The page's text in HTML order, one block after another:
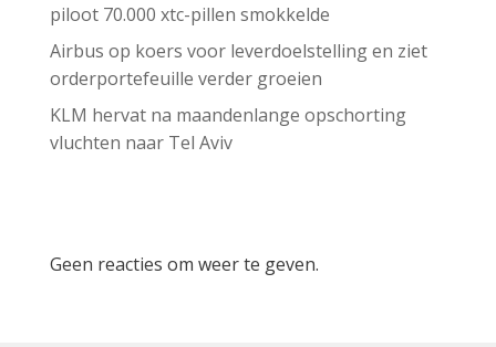
piloot 70.000 xtc-pillen smokkelde
Airbus op koers voor leverdoelstelling en ziet
orderportefeuille verder groeien
KLM hervat na maandenlange opschorting
vluchten naar Tel Aviv
Geen reacties om weer te geven.